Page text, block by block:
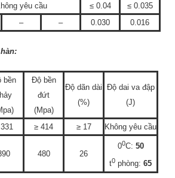
yêu cầu ≤ 0.04
≤ 0.035
– – 0.030 0.016
bền
Độ bền
đứt
(Mpa)
Độ dãn dài
(%)
Độ dai va đập
(J)
≥ 414 ≥ 17 Không yêu cầu
480 26
00C: 50
t0 phòng: 65